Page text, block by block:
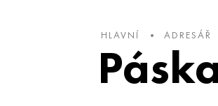
HLAVNÍ ADRESÁŘ